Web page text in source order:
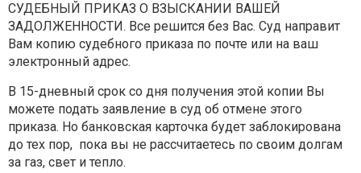
СУДЕБНЫЙ ПРИКАЗ О ВЗЫСКАНИИ ВАШЕЙ
ЗАДОЛЖЕННОСТИ. Все решится без Вас. Суд направит
Вам копию судебного приказа по почте или на ваш
электронный адрес.
В 15-дневный срок со дня получения этой копии Вы
можете подать заявление в суд об отмене этого
приказа. Но банковская карточка будет заблокирована
до тех пор, пока вы не рассчитаетесь по своим долгам
за газ, свет и тепло.